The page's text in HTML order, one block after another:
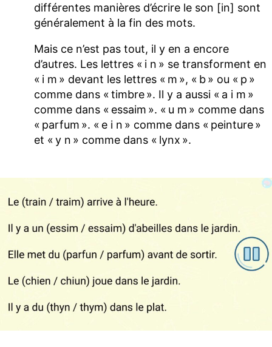
différentes manières d’écrire le son [in] sont
généralement à la fin des mots.
Mais ce n’est pas tout, il y en a encore
d’autres. Les lettres « i n » se transforment en
« i m » devant les lettres « m », « b » ou « p »
comme dans « timbre ». Il y a aussi « a i m »
comme dans « essaim ». « u m » comme dans
« parfum ». « e i n » comme dans « peinture »
et « y n » comme dans « lynx ».